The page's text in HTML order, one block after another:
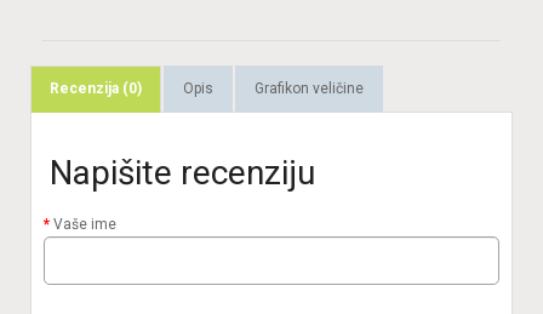
Recenzija (0) Opis Grafikon veličine
Napišite recenziju
Vaše ime